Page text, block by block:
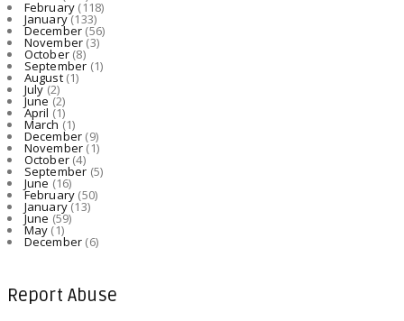
February (118)
January(133)
December (56)
November (3)
October (8)
September (1)
August(1)
July(2)
June(2)
April (1)
March (1)
December (9)
November (1)
October (4)
September (5)
June (16)
February (50)
January(13)
June (59)
May (1)
December (6)
Report Abuse